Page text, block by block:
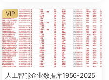
人工智能企业数据库1956-2025
VIP